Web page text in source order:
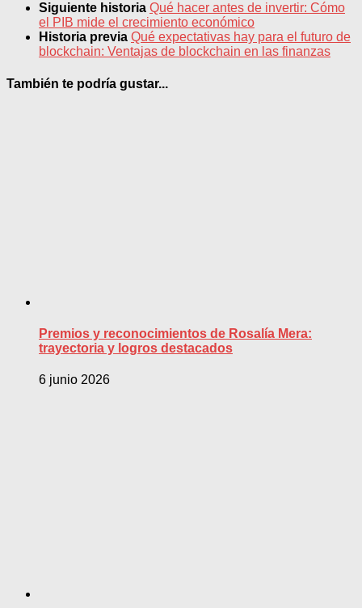
Siguiente historia Qué hacer antes de invertir: Cómo
el PIB mide el crecimiento económico
Historia previa Qué expectativas hay para el futuro de
blockchain: Ventajas de blockchain en las finanzas
También te podría gustar...
Premios y reconocimientos de Rosalía Mera:
trayectoria y logros destacados
6 junio 2026